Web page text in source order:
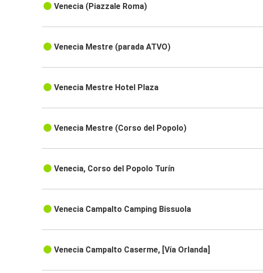
Venecia (Piazzale Roma)
Venecia Mestre (parada ATVO)
Venecia Mestre Hotel Plaza
Venecia Mestre (Corso del Popolo)
Venecia, Corso del Popolo Turín
Venecia Campalto Camping Bissuola
Venecia Campalto Caserme, [Vía Orlanda]